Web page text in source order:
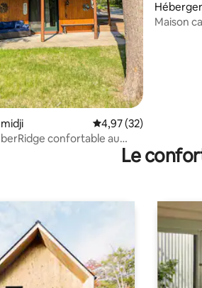
Évaluation moyenne
4,97 (32)
confortable au
Maison
Le